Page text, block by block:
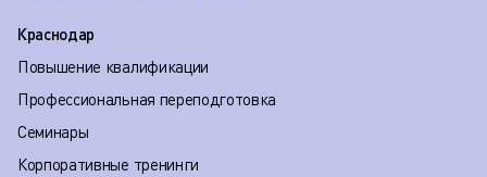
Краснодар
Повышение квалификации
Профессиональная переподготовка
Семинары
Корпоративные тренинги